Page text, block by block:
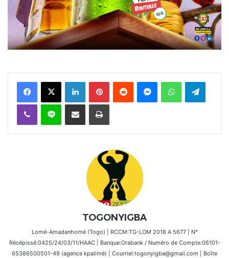
FacebookX Linkedin PinterestReddit MessengerWhatsAppTelegram
Viber Ligne Partager par email Imprimer
TOGONYIGBA
Lomé-Amadanhomé (Togo) | RCCM:TG-LOM 2018 A 5677 | N°
Récépissé:0425/24/03/11/HAAC | Banque:Orabank / Numéro de Compte:06101-
65386500501-49 (agence kpalimé) | Courriel:togonyigba@gmail.com | Boîte